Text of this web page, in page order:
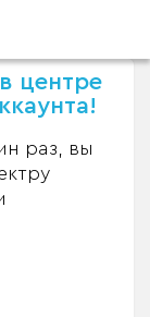
центре
раз, вы